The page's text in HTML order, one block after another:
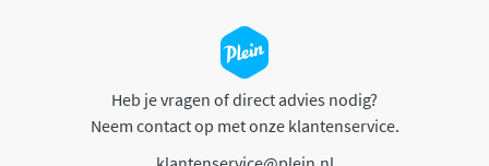
Heb je vragen of direct advies nodig?
Neem contact op met onze klantenservice.